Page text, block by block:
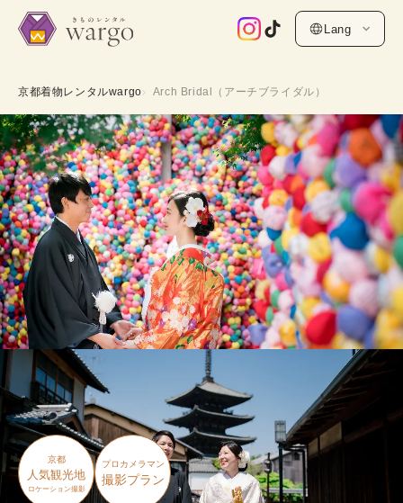
Lang
京都着物レンタルwargo Arch Bridal（アーチブライダル）
京都
人気観光地
ロケーション撮影
プロカメラマン
撮影プラン